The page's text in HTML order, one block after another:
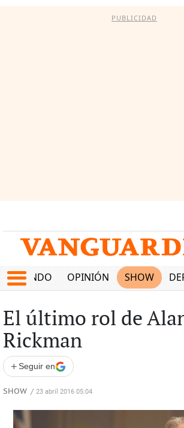
PUBLICIDAD
MUNDO OPINIÓN SHOW
El último rol de
Rickman
+ Seguir en
SHOW / 23 abril 2016 05:04